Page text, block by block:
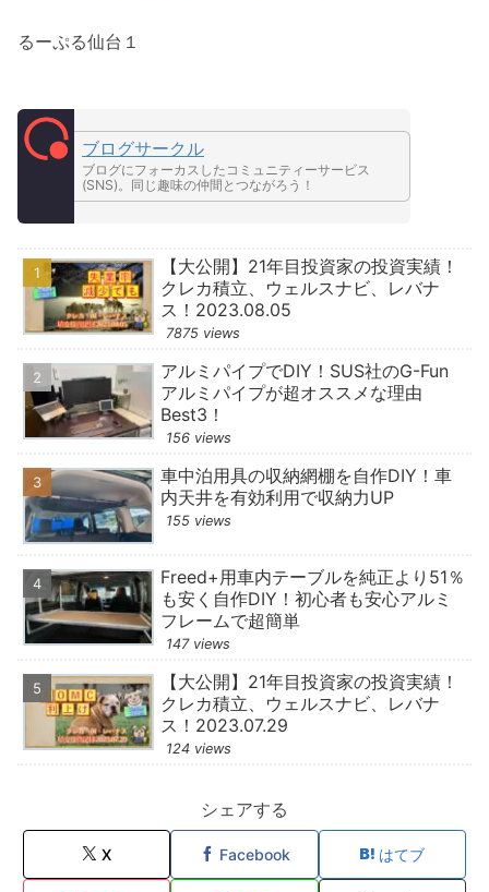
るーぷる仙台１
ブログサークル
ブログにフォーカスしたコミュニティーサービス
(SNS)。同じ趣味の仲間とつながろう！
【大公開】21年目投資家の投資実績！
クレカ積立、ウェルスナビ、レバナ
ス！2023.08.05
7875 views
アルミパイプでDIY！SUS社のG-Fun
アルミパイプが超オススメな理由
Best3！
156 views
車中泊用具の収納網棚を自作DIY！車
内天井を有効利用で収納力UP
155 views
Freed+用車内テーブルを純正より51％
も安く自作DIY！初心者も安心アルミ
フレームで超簡単
147 views
【大公開】21年目投資家の投資実績！
クレカ積立、ウェルスナビ、レバナ
ス！2023.07.29
124 views
シェアする
X Facebook はてブ